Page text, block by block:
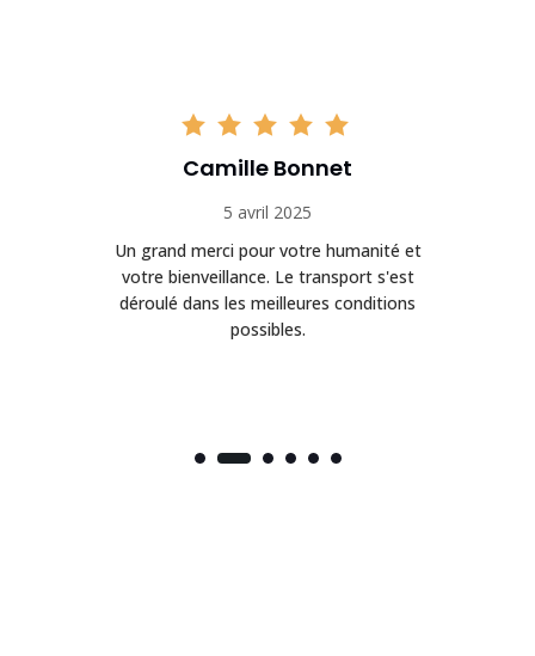
Camille Bonnet
5 avril 2025
Un grand merci pour votre humanité et
votre bienveillance. Le transport s'est
déroulé dans les meilleures conditions
possibles.